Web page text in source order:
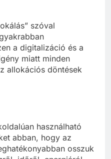
szóval
a digitalizáció és a
miatt minden
allokációs döntések
használható
abban, hogy az
osszuk